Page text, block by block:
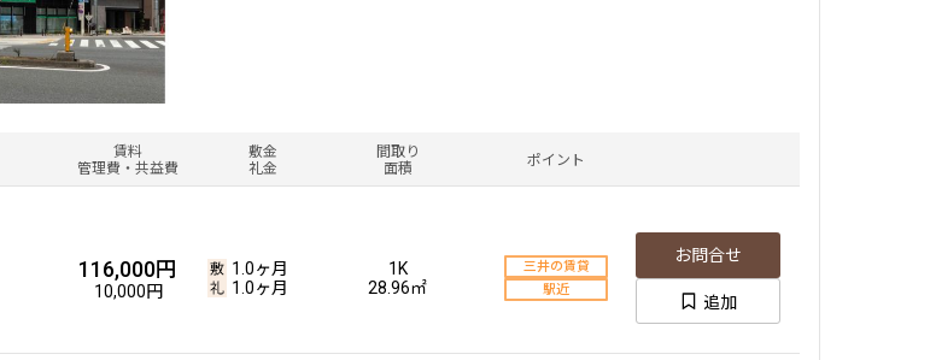
賃料
管理費・共益費
敷金
礼金
間取り
面積
ポイント
116,000円
10,000円
1.0ヶ月
1.0ヶ月
1K
28.96㎡
三井の賃貸
駅近
お問合せ
追加